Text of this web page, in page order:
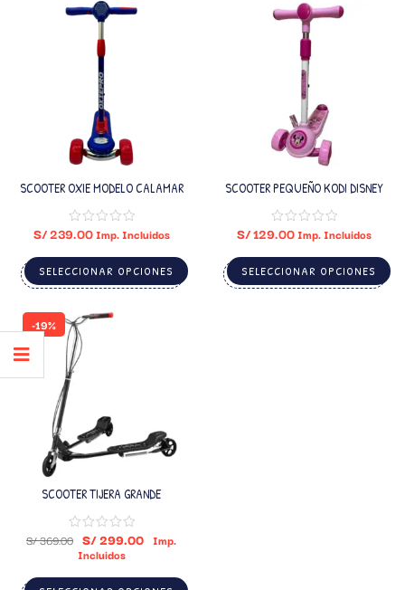
SCOOTER OXIE MODELO CALAMAR
S/239.00Imp. Incluidos
SELECCIONAR OPCIONES
SCOOTER PEQUEÑO KODI DISNEY
S/129.00Imp. Incluidos
SELECCIONAR OPCIONES
-19%
SCOOTER TIJERA GRANDE
S/369.00 S/299.00 Imp.
Incluidos